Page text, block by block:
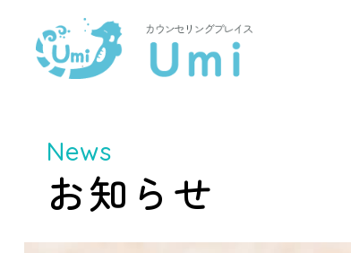
News
お知らせ